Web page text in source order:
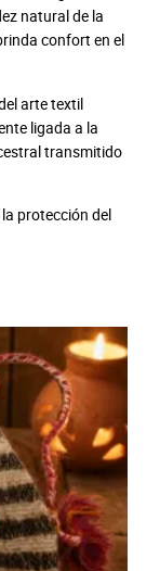
natural de la
confort en el
arte textil
ligada a la
transmitido
protección del